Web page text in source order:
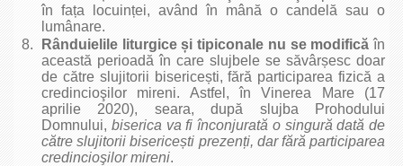
în fața locuinței, având în mână o candelă sau o
lumânare.
Rânduielile liturgiceși tipiconale nu se modifică în
această perioadă în care slujbele se săvârșesc doar
de către slujitorii bisericești, fără participarea fizică a
credincioşilor mireni. Astfel, în Vinerea Mare (17
aprilie 2020), seara, după slujba Prohodului
Domnului, biserica va fi înconjurată o singură dată de
către slujitorii bisericești prezenți, dar fără participarea
credincioşilor mireni.